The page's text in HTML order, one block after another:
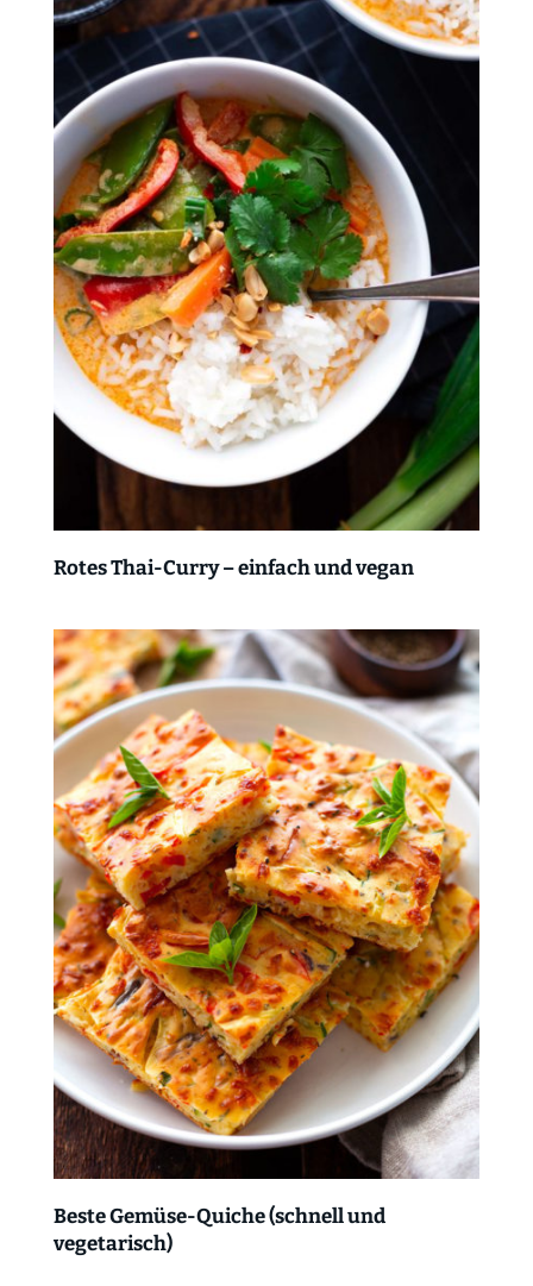
Rotes Thai-Curry – einfach und vegan
Beste Gemüse-Quiche (schnell und
vegetarisch)